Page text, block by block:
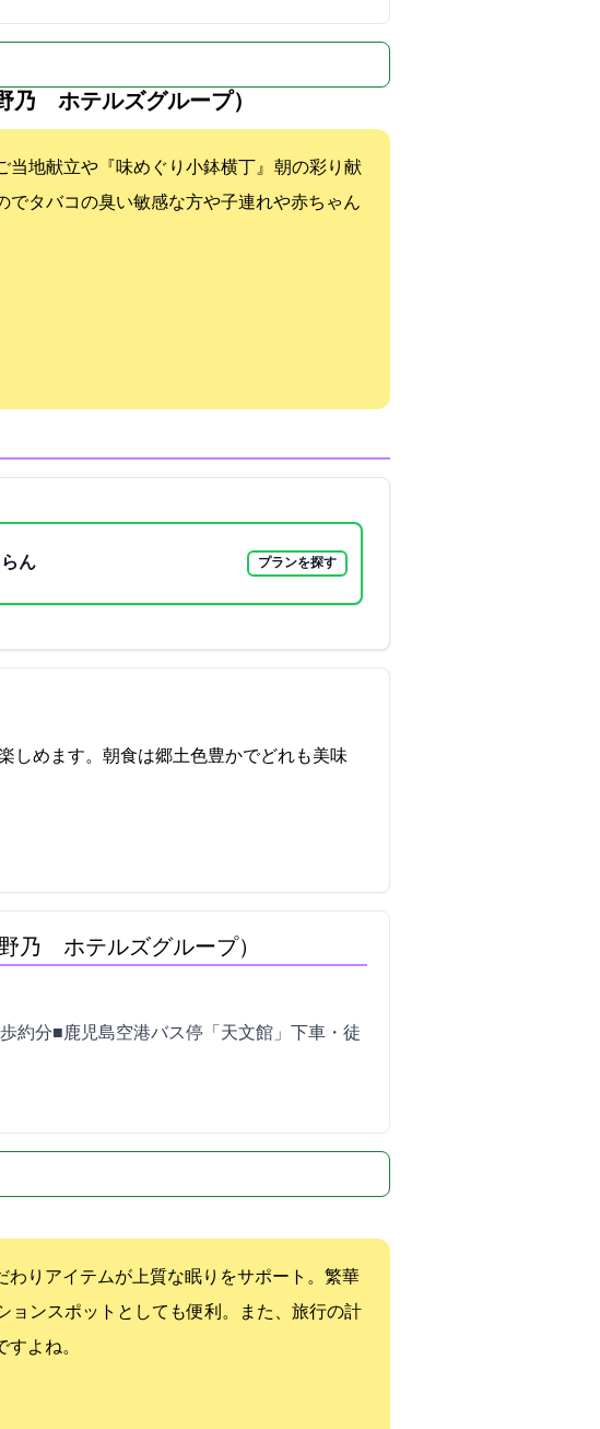
ホテルズグループ）
地献立や『味めぐり小鉢横丁』 朝の彩り献
でタバコの臭い敏感な方や子連れや赤ちゃん
ん プランを探す
しめます。朝食は郷土色豊かでどれも美味
乃 ホテルズグループ）
約2分■鹿児島空港バス停「天文館」下車・徒
りアイテムが上質な眠りをサポート。繁華
ョンスポットとしても便利。また、旅行の計
よね。